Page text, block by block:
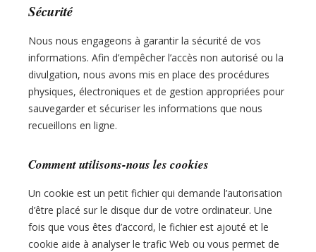
Sécurité
Nous nous engageons à garantir la sécurité de vos
informations. Afin d’empêcher l’accès non autorisé ou la
divulgation, nous avons mis en place des procédures
physiques, électroniques et de gestion appropriées pour
sauvegarder et sécuriser les informations que nous
recueillons en ligne.
Comment utilisons-nous les cookies
Un cookie est un petit fichier qui demande l’autorisation
d’être placé sur le disque dur de votre ordinateur. Une
fois que vous êtes d’accord, le fichier est ajouté et le
cookie aide à analyser le trafic Web ou vous permet de